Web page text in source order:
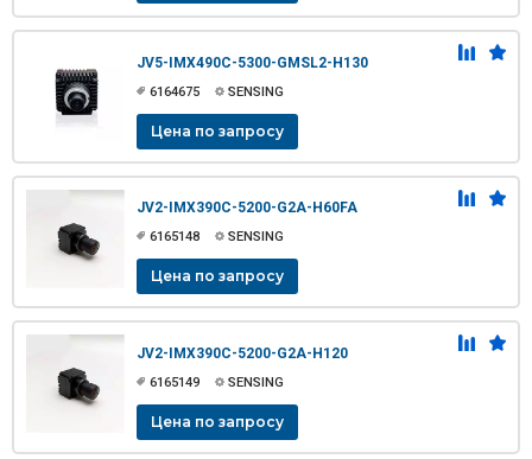
JV5-IMX490C-5300-GMSL2-H130
6164675 SENSING
Цена по запросу
JV2-IMX390C-5200-G2A-H60FA
6165148 SENSING
Цена по запросу
JV2-IMX390C-5200-G2A-H120
6165149 SENSING
Цена по запросу